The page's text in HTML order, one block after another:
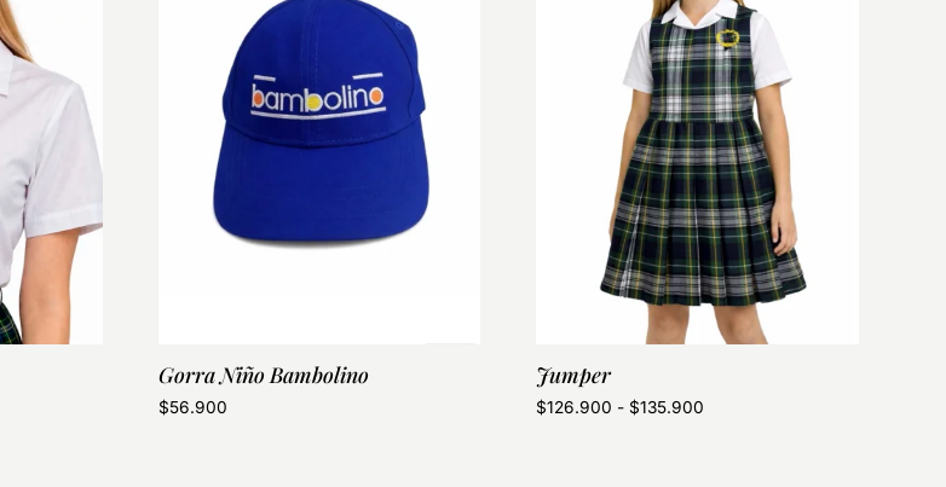
Gorra Niño Bambolino
$56.900
Jumper
$126.900 - $135.900